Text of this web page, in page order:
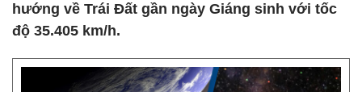
hướng về Trái Đất gần ngày Giáng sinh với tốc
độ 35.405 km/h.